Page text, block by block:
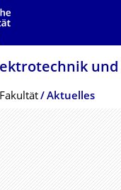
Aktuelles